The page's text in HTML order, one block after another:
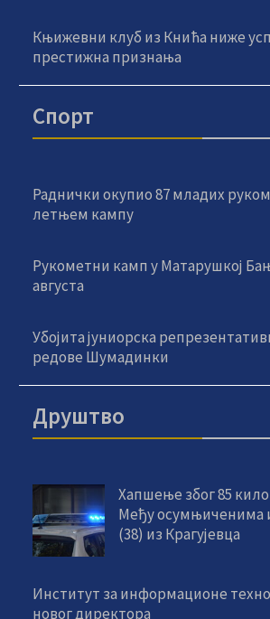
Књижевни клуб из Кнића ниже
престижна признања
Спорт
Раднички окупио 87 младих
летњем кампу
Рукометни камп у Матарушкој
августа
Убојита јуниорска
редове Шумадинки
Друштво
Хапшење због 85
Међу осумњиченима
(38) из Крагујевца
Институт за информационе
новог директора